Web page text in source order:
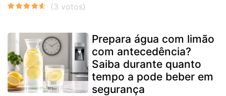
Prepara água com limão
com antecedência?
Saiba durante quanto
tempo a pode beber em
segurança